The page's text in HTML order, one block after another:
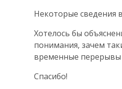
Некоторые сведения
Хотелось бы
понимания, зачем
временные перерывы
Спасибо!